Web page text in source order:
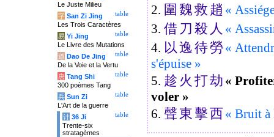
2. 圍 魏救 趙 «
3. 借 刀 殺 人 «
4. 以 逸待勞 «
s'épuise »
5. 趁 火 打劫 «
voler »
6. 聲 東 擊西 « Bruit à
Le Juste Milieu
table
字 San Zi Jing
Les Trois Caractères
table
易 Yi Jing
Le Livre des Mutations
table
道 Dao De Jing
De la Voie et la Vertu
table
唐 Tang Shi
300 poèmes Tang
table
兵 Sun Zi
L'Art de la guerre
table
计 36 Ji
Trente-six
stratagèmes